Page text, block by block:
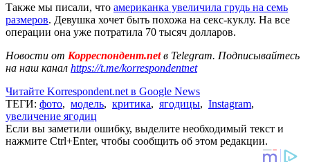
Также мы писали, что американка увеличила грудь на семь
размеров. Девушка хочет быть похожа на секс-куклу. На все
операции она уже потратила 70 тысяч долларов.
Новости от Корреспондент.netв Telegram. Подписывайтесь
на наш канал https://t.me/korrespondentnet
Читайте Korrespondent.net в Google News
ТЕГИ: фото, модель, критика, ягодицы, Instagram,
увеличение ягодиц
Если вы заметили ошибку, выделите необходимый текст и
нажмите Ctrl+Enter, чтобы сообщить об этом редакции.